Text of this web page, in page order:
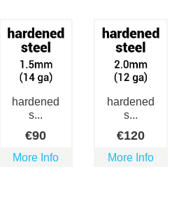
hardened
s...
€90
More Info
hardened
s...
€120
More Info